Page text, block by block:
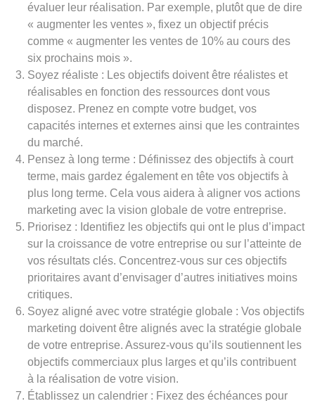
évaluer leur réalisation. Par exemple, plutôt que de dire
« augmenter les ventes », fixez un objectif précis
comme « augmenter les ventes de 10% au cours des
six prochains mois ».
Soyez réaliste : Les objectifs doivent être réalistes et
réalisables en fonction des ressources dont vous
disposez. Prenez en compte votre budget, vos
capacités internes et externes ainsi que les contraintes
du marché.
Pensez à long terme : Définissez des objectifs à court
terme, mais gardez également en tête vos objectifs à
plus long terme. Cela vous aidera à aligner vos actions
marketing avec la vision globale de votre entreprise.
Priorisez : Identifiez les objectifs qui ont le plus d’impact
sur la croissance de votre entreprise ou sur l’atteinte de
vos résultats clés. Concentrez-vous sur ces objectifs
prioritaires avant d’envisager d’autres initiatives moins
critiques.
Soyez aligné avec votre stratégie globale : Vos objectifs
marketing doivent être alignés avec la stratégie globale
de votre entreprise. Assurez-vous qu’ils soutiennent les
objectifs commerciaux plus larges et qu’ils contribuent
à la réalisation de votre vision.
Établissez un calendrier : Fixez des échéances pour